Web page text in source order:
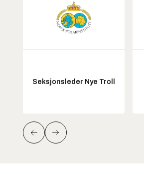
Seksjonsleder Nye Troll